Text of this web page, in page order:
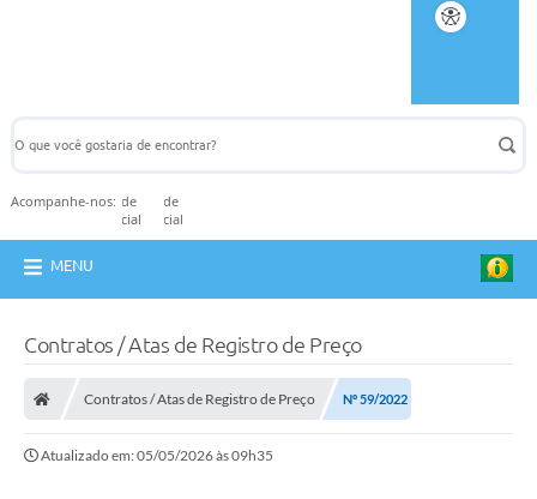
Acompanhe-nos:
MENU
Contratos / Atas de Registro de Preço
Contratos / Atas de Registro de Preço Nº 59/2022
Atualizado em: 05/05/2026 às 09h35